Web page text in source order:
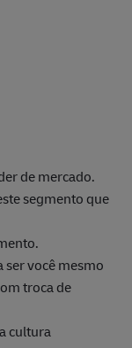
de mercado.
segmento que
ser você mesmo
troca de
cultura